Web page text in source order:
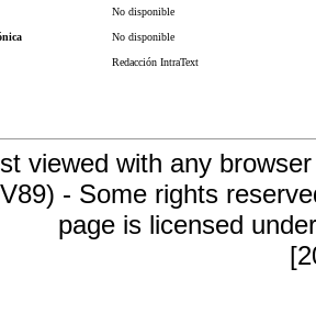
No disponible
No disponible
Redacción IntraText
viewed with any
- Some rights
page is licensed